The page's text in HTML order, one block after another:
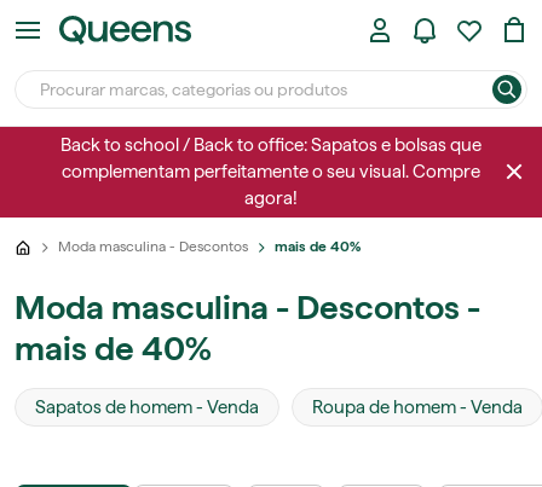
Back to school / Back to office: Sapatos e bolsas que
complementam perfeitamente o seu visual. Compre
agora!
Moda masculina - Descontos mais de 40%
Moda masculina - Descontos -
mais de 40%
Sapatos de homem - Venda Roupa de homem - Venda